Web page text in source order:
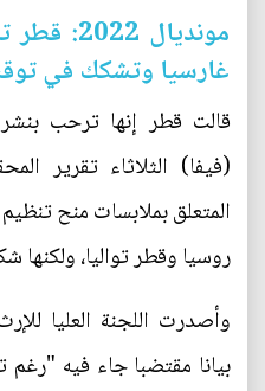
مونديال
غارسيا وتشكك في
قالت قطر إنها ترحب بنشر
(فيفا) الثلاثاء تقرير
روسيا وقطر تواليا،
وأصدرت اللجنة العليا
بيانا مقتضبا جاء فيه "رغم